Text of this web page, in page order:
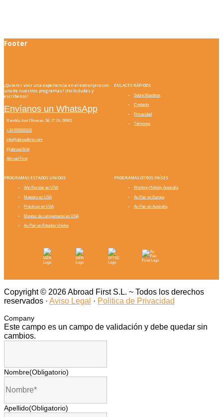
Footer
¿Quieres vivir una experiencia en el extranjero con
uno de nuestros programas? ¡No lo dudes y
escríbenos!
Envíanos un WhatsApp
Rambla Just Oliveras, 58, 1º 2A, 08901
+34 695606926
info@abroadfirst.com
@abroad.first
Abroad First
ENLACES RÁPIDOS
Sobre Nosotros
Contacto
Privacidad
Términos
PROGRAMAS ESTADOS UNIDOS
Año Escolar en USA
Maestro en USA
Prácticas en USA
Monitor de campamento en USA
Au Pair en Estados Unidos
PROGRAMAS OTROS PAÍSES
Working Holiday Australia
Au Pair en Europa
Au Pair en Australia
Copyright © 2026 Abroad First S.L. ~ Todos los derechos
reservados · Aviso Legal · Politica de Privacidad
Company
Este campo es un campo de validación y debe quedar sin
cambios.
Nombre(Obligatorio)
Apellido(Obligatorio)